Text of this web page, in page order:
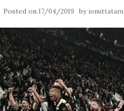
Posted on17/04/2019 by ionuttataru